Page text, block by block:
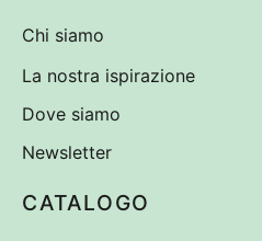
Chi siamo
La nostra ispirazione
Dove siamo
Newsletter
CATALOGO